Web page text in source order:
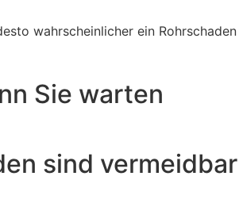
wahrscheinlicher ein Rohrschaden
Sie warten
sind vermeidbar